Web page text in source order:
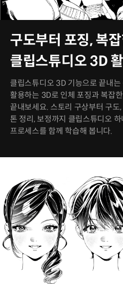
구도부터 포징, 복
클립스튜디오 3D
클립스튜디오 3D 기능으로 끝내
활용하는 3D로 인체 포징과 복잡
끝내보세요. 스토리 구상부터 구도
톤 정리, 보정까지 클립스튜디오
프로세스를 함께 학습해 봅니다.